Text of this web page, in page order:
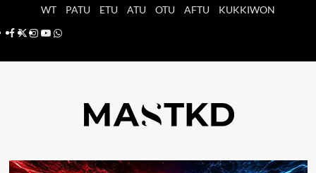
WT PATU ETU ATU OTU AFTU
KUKKIWON
Facebook
X Instagram
YouTube
Whatsapp